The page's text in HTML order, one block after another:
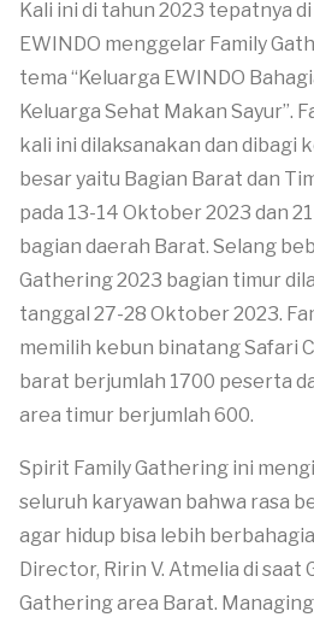
Kali ini di tahun 2023 tepatnya
EWINDO menggelar Family
tema “Keluarga EWINDO
Keluarga Sehat Makan Sayur”.
kali ini dilaksanakan dan dibagi
besar yaitu Bagian Barat dan
pada 13-14 Oktober 2023 dan
bagian daerah Barat. Selang
Gathering 2023 bagian timur
tanggal 27-28 Oktober 2023.
memilih kebun binatang Safari
barat berjumlah 1700 peserta
area timur berjumlah 600.
Spirit Family Gathering ini
seluruh karyawan bahwa rasa
agar hidup bisa lebih
Director, Ririn V. Atmelia di saat
Gathering area Barat.